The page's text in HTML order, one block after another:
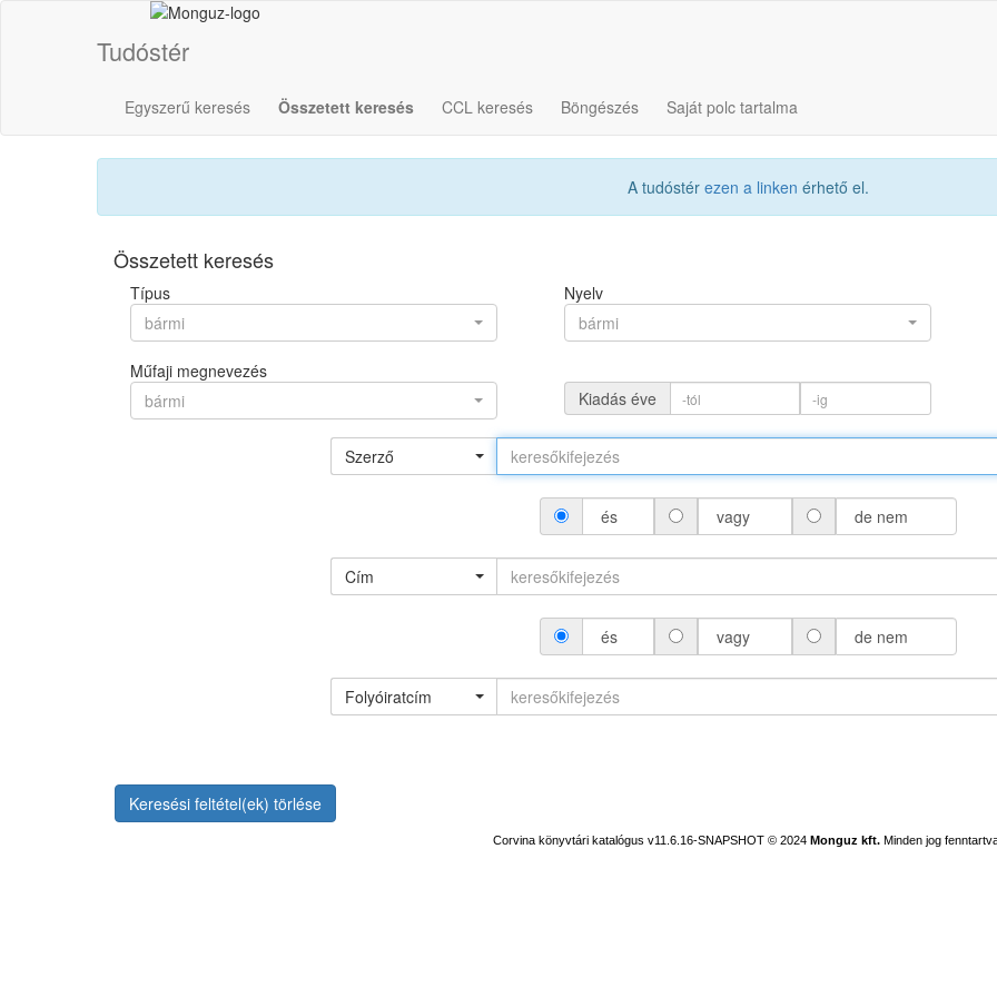
Tudóstér
Egyszerű keresés Összetett keresés CCL keresés Böngészés Saját polc tartalma
A tudóstér ezen a linken érhető el.
Összetett keresés
Típus
bármi
Nyelv
bármi
Műfaji megnevezés
bármi
Kiadás éve
Szerző
és vagy de nem
Cím
és vagy de nem
Folyóiratcím
Keresési feltétel(ek) törlése
Corvina könyvtári katalógus v11.6.16-SNAPSHOT © 2024 Monguz kft. Minden jog